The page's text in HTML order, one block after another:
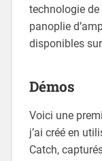
technologie de
panoplie
disponibles
Démos
Voici une
j’ai créé en
Catch,